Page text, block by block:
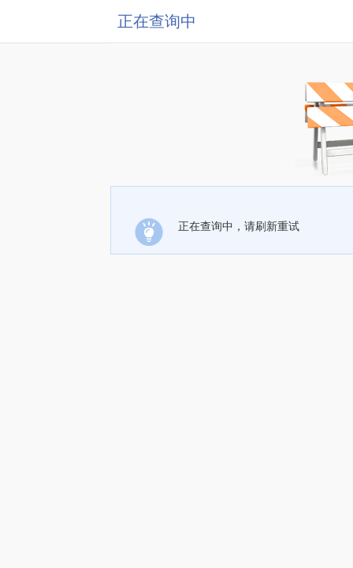
正在查询中
正在查询中，请刷新重试